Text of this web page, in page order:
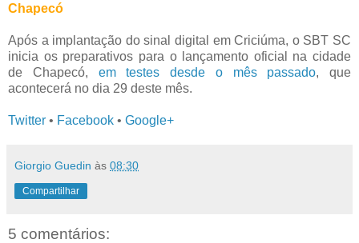
Chapecó
Após a implantação do sinal digital em Criciúma, o SBT SC
inicia os preparativos para o lançamento oficial na cidade
de Chapecó, em testes desde o mês passado, que
acontecerá no dia 29 deste mês.
Twitter • Facebook • Google+
Giorgio Guedin às 08:30
Compartilhar
5 comentários: